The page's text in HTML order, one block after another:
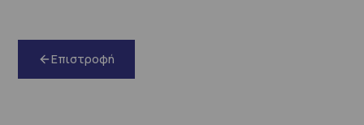
Επιστροφή